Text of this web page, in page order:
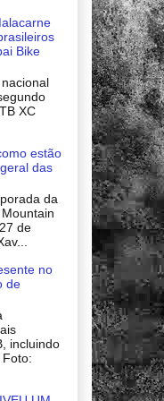
Bike
XC
estão
das
da
de
no
de
incluindo